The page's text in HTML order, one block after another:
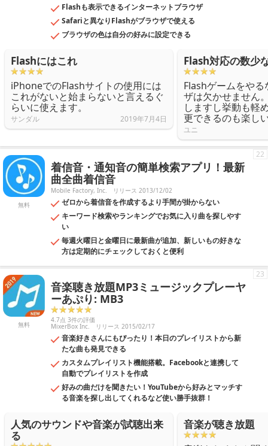
Flashも表示できるインターネットブラウザ
Safariと異なりFlashがブラウザで使える
ブラウザの色は自分の好みに設定できる
Flashにはこれ
iPhoneでのFlashサイトの使用には
これがないと始まらないと言えるぐ
らいに使えます。
サンダル 2019年7月4日
Flash対応の数少
Flashゲームをや
ザは欠かせません
しますし挙動も軽
更できるのも楽し
ユニ
無料
着信音・通知音の簡単検索アプリ！最新
曲全曲着信音
Mobile Factory, Inc. リリース 2013/12/02
ゼロから着信音を作成するより手間が掛からない
キーワード検索やランキングでお気に入り曲を探しやす
い
毎週火曜日と金曜日に最新曲が追加、新しいもの好きな
方は定期的にチェックしておくと便利
22
無料
音楽聴き放題MP3ミュージックプレーヤ
ーあぷり: MB3
4.7点 3件の評価
MixerBox Inc. リリース 2015/02/17
音楽好きさんにもぴったり！本日のプレイリストから新
たな曲も発見できる
カスタムプレイリスト機能搭載。Facebookと連携して
自動でプレイリストを作成
好みの曲だけを聞きたい！YouTubeから好みとマッチす
る音楽を探し出してくれるなど使い勝手抜群！
23
人気のサウンドや音楽が試聴出来
る
音楽が聴き放題